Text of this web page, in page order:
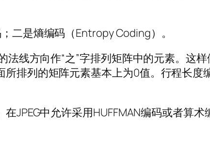
二是熵编码（Entropy Coding）。
法线方向作“之”字排列矩阵中的元素。这
排列的矩阵元素基本上为0值。行程长度
JPEG中允许采用HUFFMAN编码或者算术